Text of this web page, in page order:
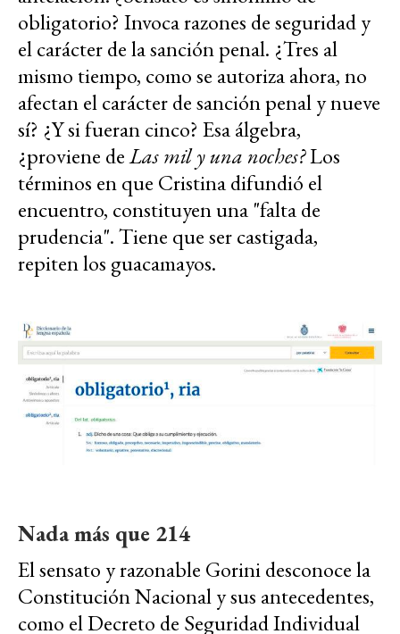
obligatorio? Invoca razones de seguridad y
el carácter de la sanción penal. ¿Tres al
mismo tiempo, como se autoriza ahora, no
afectan el carácter de sanción penal y nueve
sí? ¿Y si fueran cinco? Esa álgebra,
¿proviene deLas mil y una noches?Los
términos en que Cristina difundió el
encuentro, constituyen una "falta de
prudencia". Tiene que ser castigada,
repiten los guacamayos.
Nada más que 214
El sensato y razonable Gorini desconoce la
Constitución Nacional y sus antecedentes,
como el Decreto de Seguridad Individual